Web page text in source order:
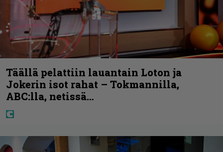
Täällä pelattiin lauantain Loton ja
Jokerin isot rahat – Tokmannilla,
ABC:lla, netissä…